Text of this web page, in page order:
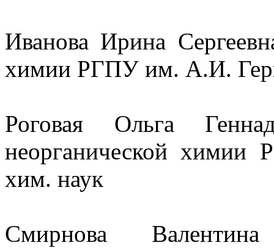
Иванова Ирина
химии РГПУ им. А.И.
Роговая Ольга
неорганической
хим. наук
Смирнова